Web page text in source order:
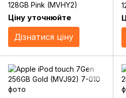
128GB Pink (MVHY2)
Ціну уточнюйте
Дізнатися ціну